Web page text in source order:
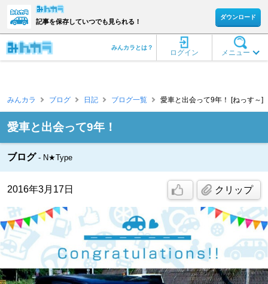
記事を保存していつでも見られる！
ダウンロード
メニュー
ログイン
みんカラとは？
みんカラ ブログ 日記 ブログ一覧 愛車と出会って9年！ [ねっす～]
愛車と出会って9年！
ブログ N★Type
2016年3月17日 クリップ